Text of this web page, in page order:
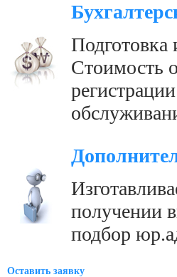
Подготовка
Стоимость
получении
подбор
Оставить заявку